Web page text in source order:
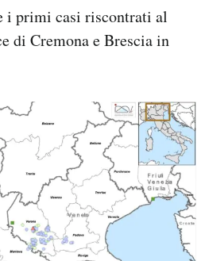
i primi casi riscontrati al
di Cremona e Brescia in